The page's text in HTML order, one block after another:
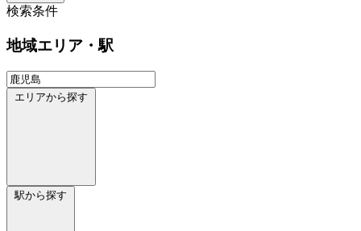
検索条件
地域エリア・駅
エリアから探す
駅から探す